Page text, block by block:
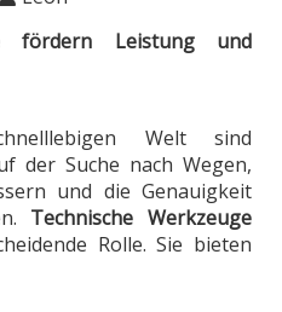
fördern Leistung und
Welt sind
der Suche nach Wegen,
und die Genauigkeit
Technische Werkzeuge
Rolle. Sie bieten